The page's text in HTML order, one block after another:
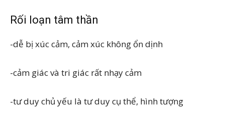
Rối loạn tâm thần
-dễ bị xúc cảm, cảm xúc không ổn dịnh
-cảm giác và tri giác rất nhạy cảm
-tư duy chủ yếu là tư duy cụ thể, hình tượng